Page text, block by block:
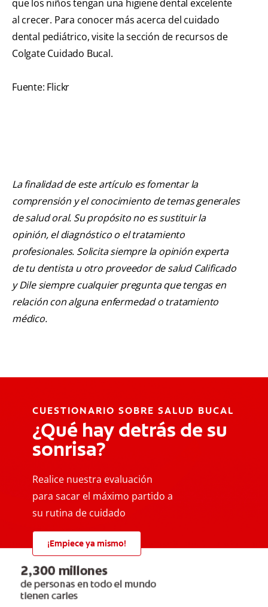
que los niños tengan una higiene dental excelente
al crecer. Para conocer más acerca del cuidado
dental pediátrico, visite la sección de recursos de
Colgate Cuidado Bucal.
Fuente: Flickr
La finalidad de este artículo es fomentar la
comprensión y el conocimiento de temas generales
de salud oral. Su propósito no es sustituir la
opinión, el diagnóstico o el tratamiento
profesionales. Solicita siempre la opinión experta
de tu dentista u otro proveedor de salud Calificado
y Dile siempre cualquier pregunta que tengas en
relación con alguna enfermedad o tratamiento
médico.
CUESTIONARIO SOBRE SALUD BUCAL
¿Qué hay detrás de su
sonrisa?
Realice nuestra evaluación
para sacar el máximo partido a
su rutina de cuidado
¡Empiece ya mismo!